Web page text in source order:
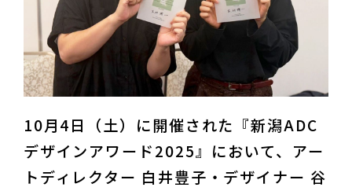
10月4日（土）に開催された『新潟ADC
デザインアワード2025』において、アー
トディレクター 白井豊子・デザイナー 谷